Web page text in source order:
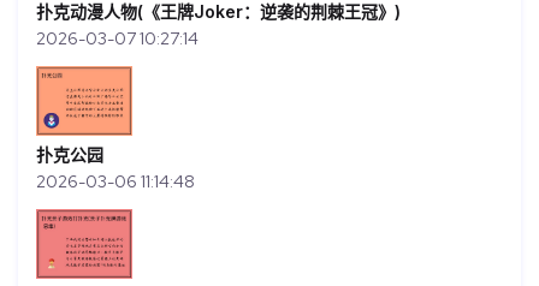
扑克动漫人物(《王牌Joker：逆袭的荆棘王冠》)
2026-03-07 10:27:14
扑克公园
2026-03-06 11:14:48